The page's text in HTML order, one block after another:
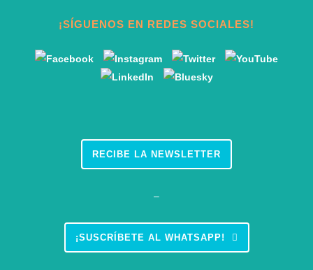
¡SÍGUENOS EN REDES SOCIALES!
RECIBE LA NEWSLETTER
–
¡SUSCRÍBETE AL WHATSAPP!